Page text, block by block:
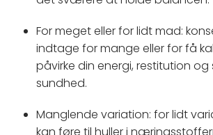
For meget eller for lidt mad:
indtage for mange eller for få
påvirke din energi, restitution og
sundhed.
Manglende variation: for lidt